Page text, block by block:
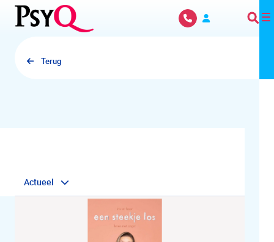
Overslaan en naar hoofdinhoud gaan
Terug
Actueel